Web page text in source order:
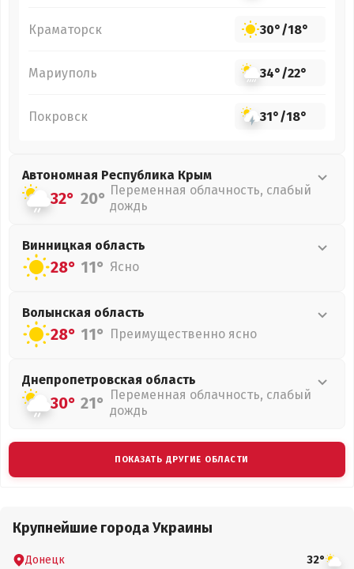
Краматорск 30°/18°
Мариуполь 34°/22°
Покровск 31°/18°
Автономная Республика Крым
32° 20° Переменная облачность, слабый
дождь
Винницкая область
28° 11° Ясно
Волынская область
28° 11° Преимущественно ясно
Днепропетровская область
30° 21° Переменная облачность, слабый
дождь
ПОКАЗАТЬ ДРУГИЕ ОБЛАСТИ
Крупнейшие города Украины
Донецк 32°